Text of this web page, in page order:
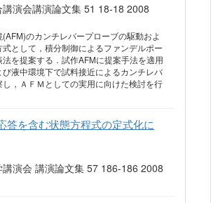
講演会講演論文集 51 18-18 2008
のカンチレバープローブの駆動およ
として，積分制御によるファンデルポー
法を提案する．試作AFMに提案手法を適用
び液中環境下で試料接近によるカンチレバ
し，ＡＦＭとしての実用に向けた検討を行
答を含む状態方程式の定式化に
演会 講演論文集 57 186-186 2008